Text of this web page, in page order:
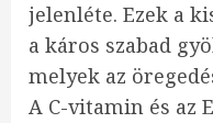
jelenléte. Ezek a
a káros szabad
melyek az
A C-vitamin és az